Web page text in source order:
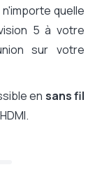
quelle
5 à votre
sur votre
en sans fil